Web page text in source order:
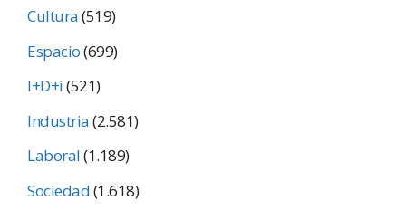
Cultura(519)
Espacio(699)
I+D+i(521)
Industria(2.581)
Laboral(1.189)
Sociedad(1.618)